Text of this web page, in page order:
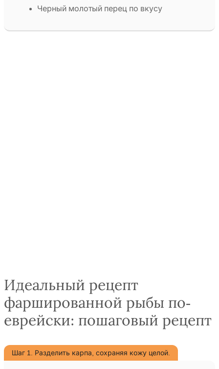
Черный молотый перец по вкусу
Идеальный рецепт
фаршированной рыбы по-
еврейски: пошаговый рецепт
Шаг 1. Разделить карпа, сохраняя кожу целой.